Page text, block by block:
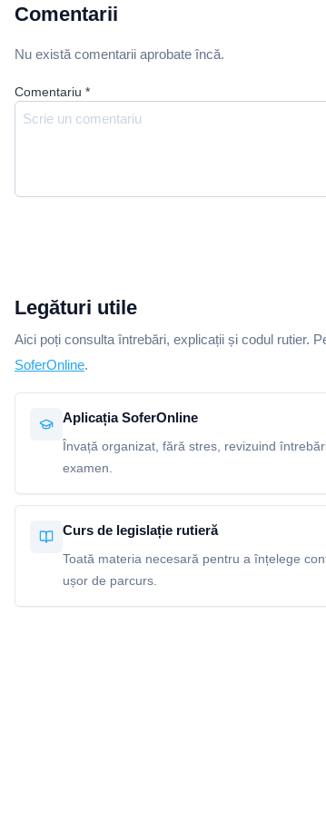
Comentarii
Nu există comentarii aprobate încă.
Comentariu *
Legături utile
Aici poți consulta întrebări, explicații și codul rutier.
SoferOnline.
Aplicația SoferOnline
Învață organizat, fără stres, revizuind
examen.
Curs de legislație rutieră
Toată materia necesară pentru a înțelege
ușor de parcurs.